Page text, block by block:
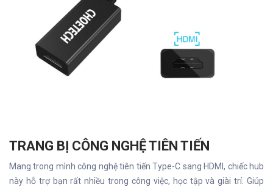
TRANG BỊ CÔNG NGHỆ TIÊN TIẾN
Mang trong mình công nghệ tiên tiến Type-C sang HDMI, chiếc hub
này hỗ trợ bạn rất nhiều trong công việc, học tập và giài trí. Giúp